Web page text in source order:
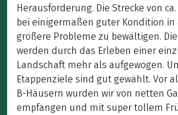
Herausforderung. Die Strecke von
bei einigermaßen guter Kondition in
größere Probleme zu bewältigen.
werden durch das Erleben einer
Landschaft mehr als aufgewogen.
Etappenziele sind gut gewählt. Vor
B-Häusern wurden wir von netten
empfangen und mit super tollem